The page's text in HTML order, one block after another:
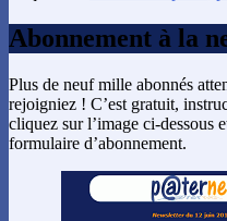
Abonnement à la
Plus de neuf mille abonnés
rejoigniez ! C’est gratuit,
cliquez sur l’image ci-dessous
formulaire d’abonnement.